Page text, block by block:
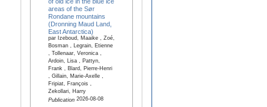
areas of the Sør
Rondane mountains
(Dronning Maud Land,
East Antarctica)
par Izeboud, Maaike , Zoé,
Bosman , Legrain, Etienne
, Tollenaar, Veronica ,
Ardoin, Lisa , Pattyn,
Frank , Blard, Pierre-Henri
, Gillain, Marie-Axelle ,
Fripiat, François ,
Zekollari, Harry
Publication2026-08-08